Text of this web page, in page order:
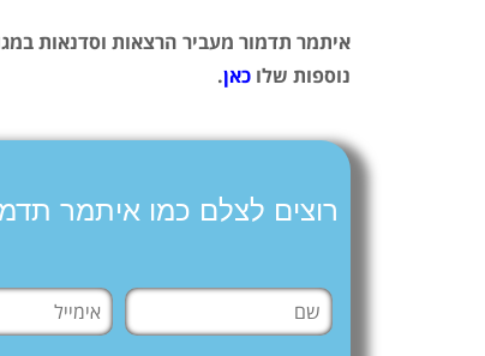
איתמר תדמור מעביר הרצאות וסדנאות
נוספות שלו כאן.
רוצים לצלם כמו איתמר